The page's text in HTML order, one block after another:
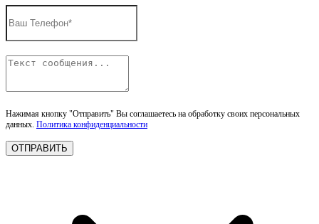
Нажимая кнопку "Отправить" Вы соглашаетесь на обработку своих персональных
данных. Политика конфиденциальности